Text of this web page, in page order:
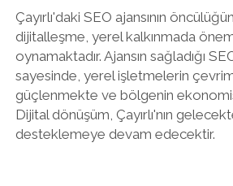
Çayırlı'daki SEO ajansının
dijitalleşme, yerel kalkınmada
oynamaktadır. Ajansın sağladığı
sayesinde, yerel işletmelerin
güçlenmekte ve bölgenin
Dijital dönüşüm, Çayırlı'nın
desteklemeye devam edecektir.